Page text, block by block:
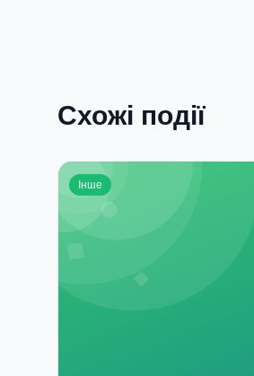
Схожі події
Інше